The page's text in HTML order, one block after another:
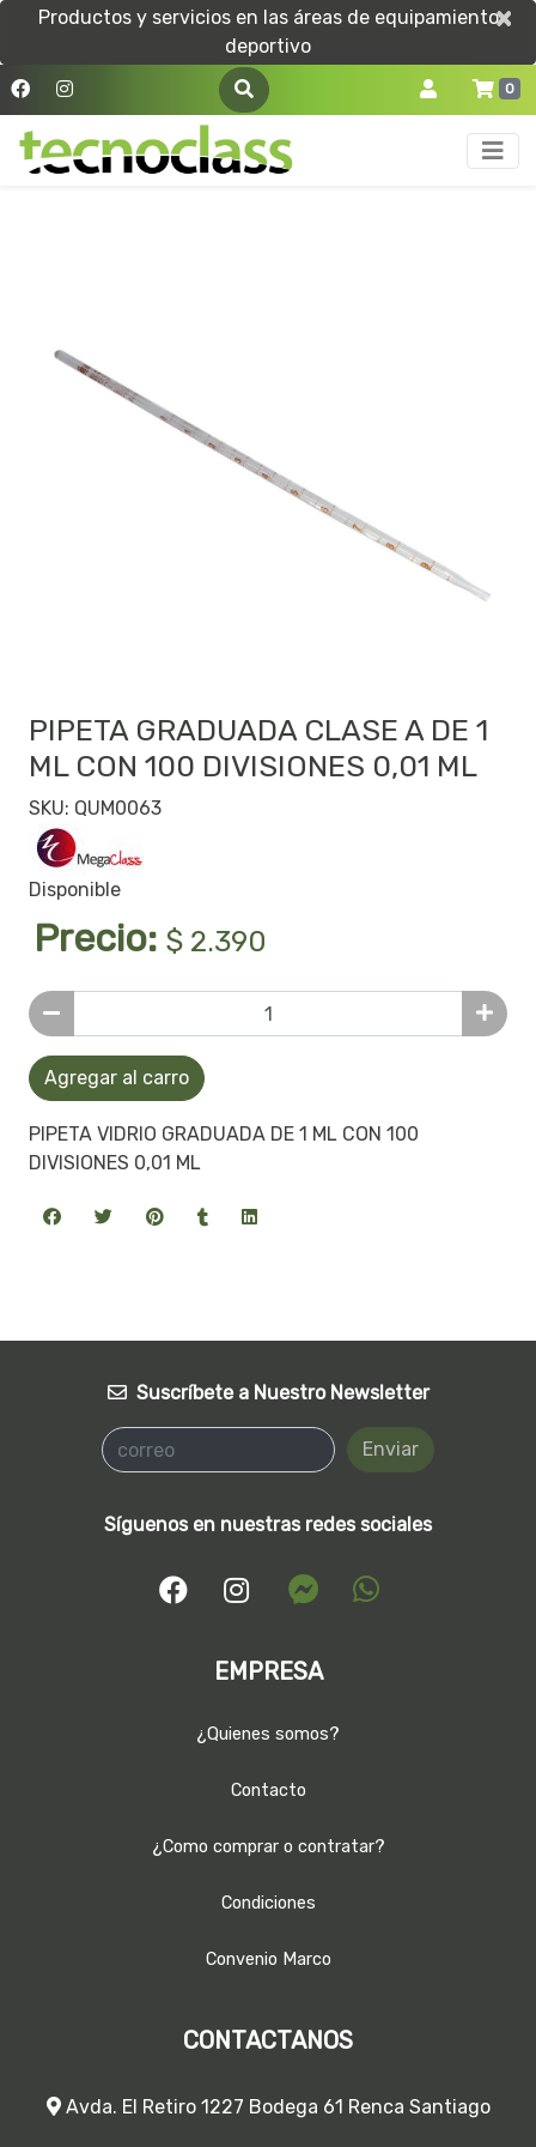
Productos y servicios en las áreas de equipamiento
deportivo
×
×
0
PIPETA GRADUADA CLASE A DE 1
ML CON 100 DIVISIONES 0,01 ML
SKU: QUM0063
Disponible
Precio: $ 2.390
Agregar al carro
PIPETA VIDRIO GRADUADA DE 1 ML CON 100
DIVISIONES 0,01 ML
Suscríbete a Nuestro Newsletter
Enviar
Síguenos en nuestras redes sociales
EMPRESA
¿Quienes somos?
Contacto
¿Como comprar o contratar?
Condiciones
Convenio Marco
CONTACTANOS
Avda. El Retiro 1227 Bodega 61 Renca Santiago